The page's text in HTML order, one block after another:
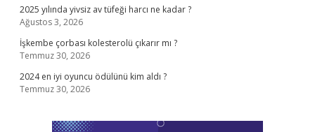
2025 yılında yivsiz av tüfeği harcı ne kadar ?
Ağustos 3, 2026
İşkembe çorbası kolesterolü çıkarır mı ?
Temmuz 30, 2026
2024 en iyi oyuncu ödülünü kim aldı ?
Temmuz 30, 2026